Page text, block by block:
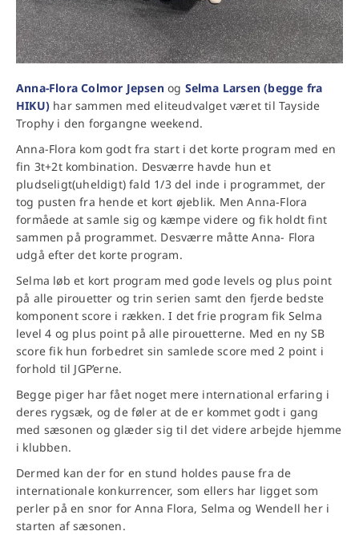
Anna-Flora Colmor Jepsenog Selma Larsen (begge fra
HIKU) har sammen med eliteudvalget været til Tayside
Trophy i den forgangne weekend.
Anna-Flora kom godt fra start i det korte program med en
fin 3t+2t kombination. Desværre havde hun et
pludseligt(uheldigt) fald 1/3 del inde i programmet, der
tog pusten fra hende et kort øjeblik. Men Anna-Flora
formåede at samle sig og kæmpe videre og fik holdt fint
sammen på programmet. Desværre måtte Anna- Flora
udgå efter det korte program.
Selma løb et kort program med gode levels og plus point
på alle pirouetter og trin serien samt den fjerde bedste
komponent score i rækken. I det frie program fik Selma
level 4 og plus point på alle pirouetterne. Med en ny SB
score fik hun forbedret sin samlede score med 2 point i
forhold til JGP’erne.
Begge piger har fået noget mere international erfaring i
deres rygsæk, og de føler at de er kommet godt i gang
med sæsonen og glæder sig til det videre arbejde hjemme
i klubben.
Dermed kan der for en stund holdes pause fra de
internationale konkurrencer, som ellers har ligget som
perler på en snor for Anna Flora, Selma og Wendell her i
starten af sæsonen.